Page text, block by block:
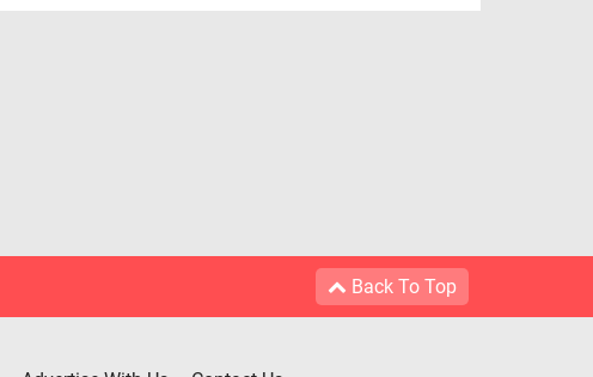
Back To Top